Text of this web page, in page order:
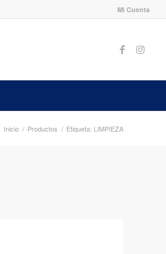
Mi Cuenta
Inicio / Productos / Etiqueta: LIMPIEZA